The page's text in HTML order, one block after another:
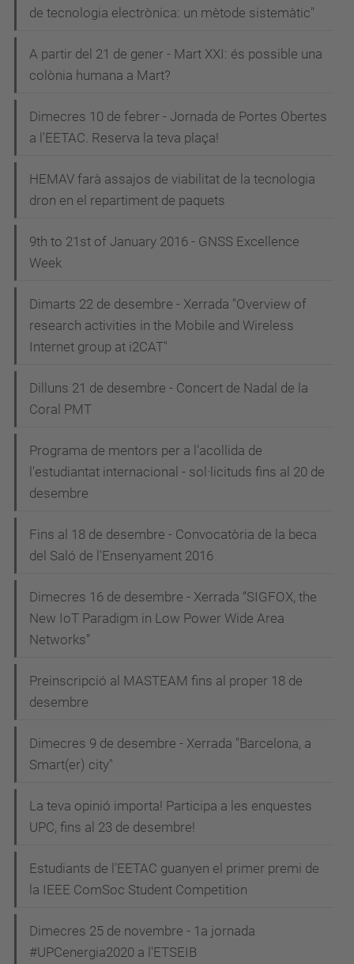
de tecnologia electrònica: un mètode sistemàtic"
A partir del 21 de gener - Mart XXI: és possible una
colònia humana a Mart?
Dimecres 10 de febrer - Jornada de Portes Obertes
a l'EETAC. Reserva la teva plaça!
HEMAV farà assajos de viabilitat de la tecnologia
dron en el repartiment de paquets
9th to 21st of January 2016 - GNSS Excellence
Week
Dimarts 22 de desembre - Xerrada "Overview of
research activities in the Mobile and Wireless
Internet group at i2CAT"
Dilluns 21 de desembre - Concert de Nadal de la
Coral PMT
Programa de mentors per a l'acollida de
l'estudiantat internacional - sol·licituds fins al 20 de
desembre
Fins al 18 de desembre - Convocatòria de la beca
del Saló de l'Ensenyament 2016
Dimecres 16 de desembre - Xerrada “SIGFOX, the
New IoT Paradigm in Low Power Wide Area
Networks”
Preinscripció al MASTEAM fins al proper 18 de
desembre
Dimecres 9 de desembre - Xerrada "Barcelona, a
Smart(er) city"
La teva opinió importa! Participa a les enquestes
UPC, fins al 23 de desembre!
Estudiants de l'EETAC guanyen el primer premi de
la IEEE ComSoc Student Competition
Dimecres 25 de novembre - 1a jornada
#UPCenergia2020 a l'ETSEIB